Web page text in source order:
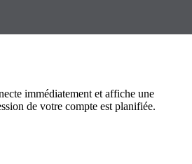
immédiatement et affiche une
de votre compte est planifiée.